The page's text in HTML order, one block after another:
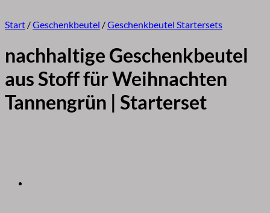
Start /Geschenkbeutel /Geschenkbeutel Startersets
nachhaltige Geschenkbeutel
aus Stoff für Weihnachten
Tannengrün | Starterset